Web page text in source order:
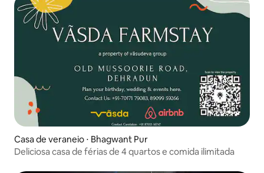
Casa de veraneio ⋅ Bhagwant Pur
Deliciosa casa de férias de 4 quartos e comida ilimitada